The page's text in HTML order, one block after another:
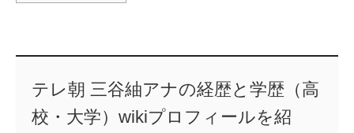
テレ朝 三谷紬アナの経歴と学歴（高
校・大学）wikiプロフィールを紹